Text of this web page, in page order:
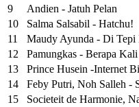
9
Andien - Jatuh Pelan
10
Salma Salsabil - Hatchu!
11
Maudy Ayunda - Di Tepi
12
Pamungkas - Berapa
13
Prince Husein -Internet
14
Feby Putri, Noh Salleh -
15
Societeit de Harmonie,